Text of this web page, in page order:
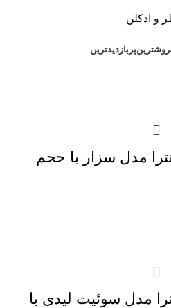
و ادکلن
پربازدیدترین
مدل سزار با حجم
مدل سوئیت لیدی با